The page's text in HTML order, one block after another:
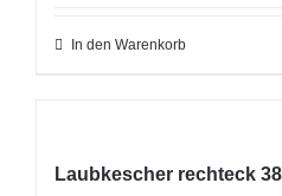
In den Warenkorb
Laubkescher rechteck